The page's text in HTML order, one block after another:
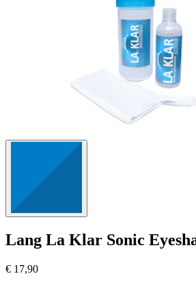
Lang La Klar Sonic
€ 17,90